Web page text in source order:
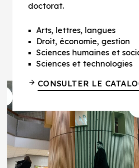
doctorat.
Arts, lettres, langues
Droit, économie, gestion
Sciences humaines et
Sciences et technologies
CONSULTER LE